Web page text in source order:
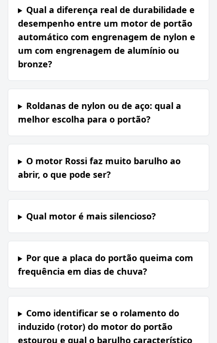
Qual a diferença real de durabilidade e
desempenho entre um motor de portão
automático com engrenagem de nylon e
um com engrenagem de alumínio ou
bronze?
Roldanas de nylon ou de aço: qual a
melhor escolha para o portão?
O motor Rossi faz muito barulho ao
abrir, o que pode ser?
Qual motor é mais silencioso?
Por que a placa do portão queima com
frequência em dias de chuva?
Como identificar se o rolamento do
induzido (rotor) do motor do portão
estourou e qual o barulho característico